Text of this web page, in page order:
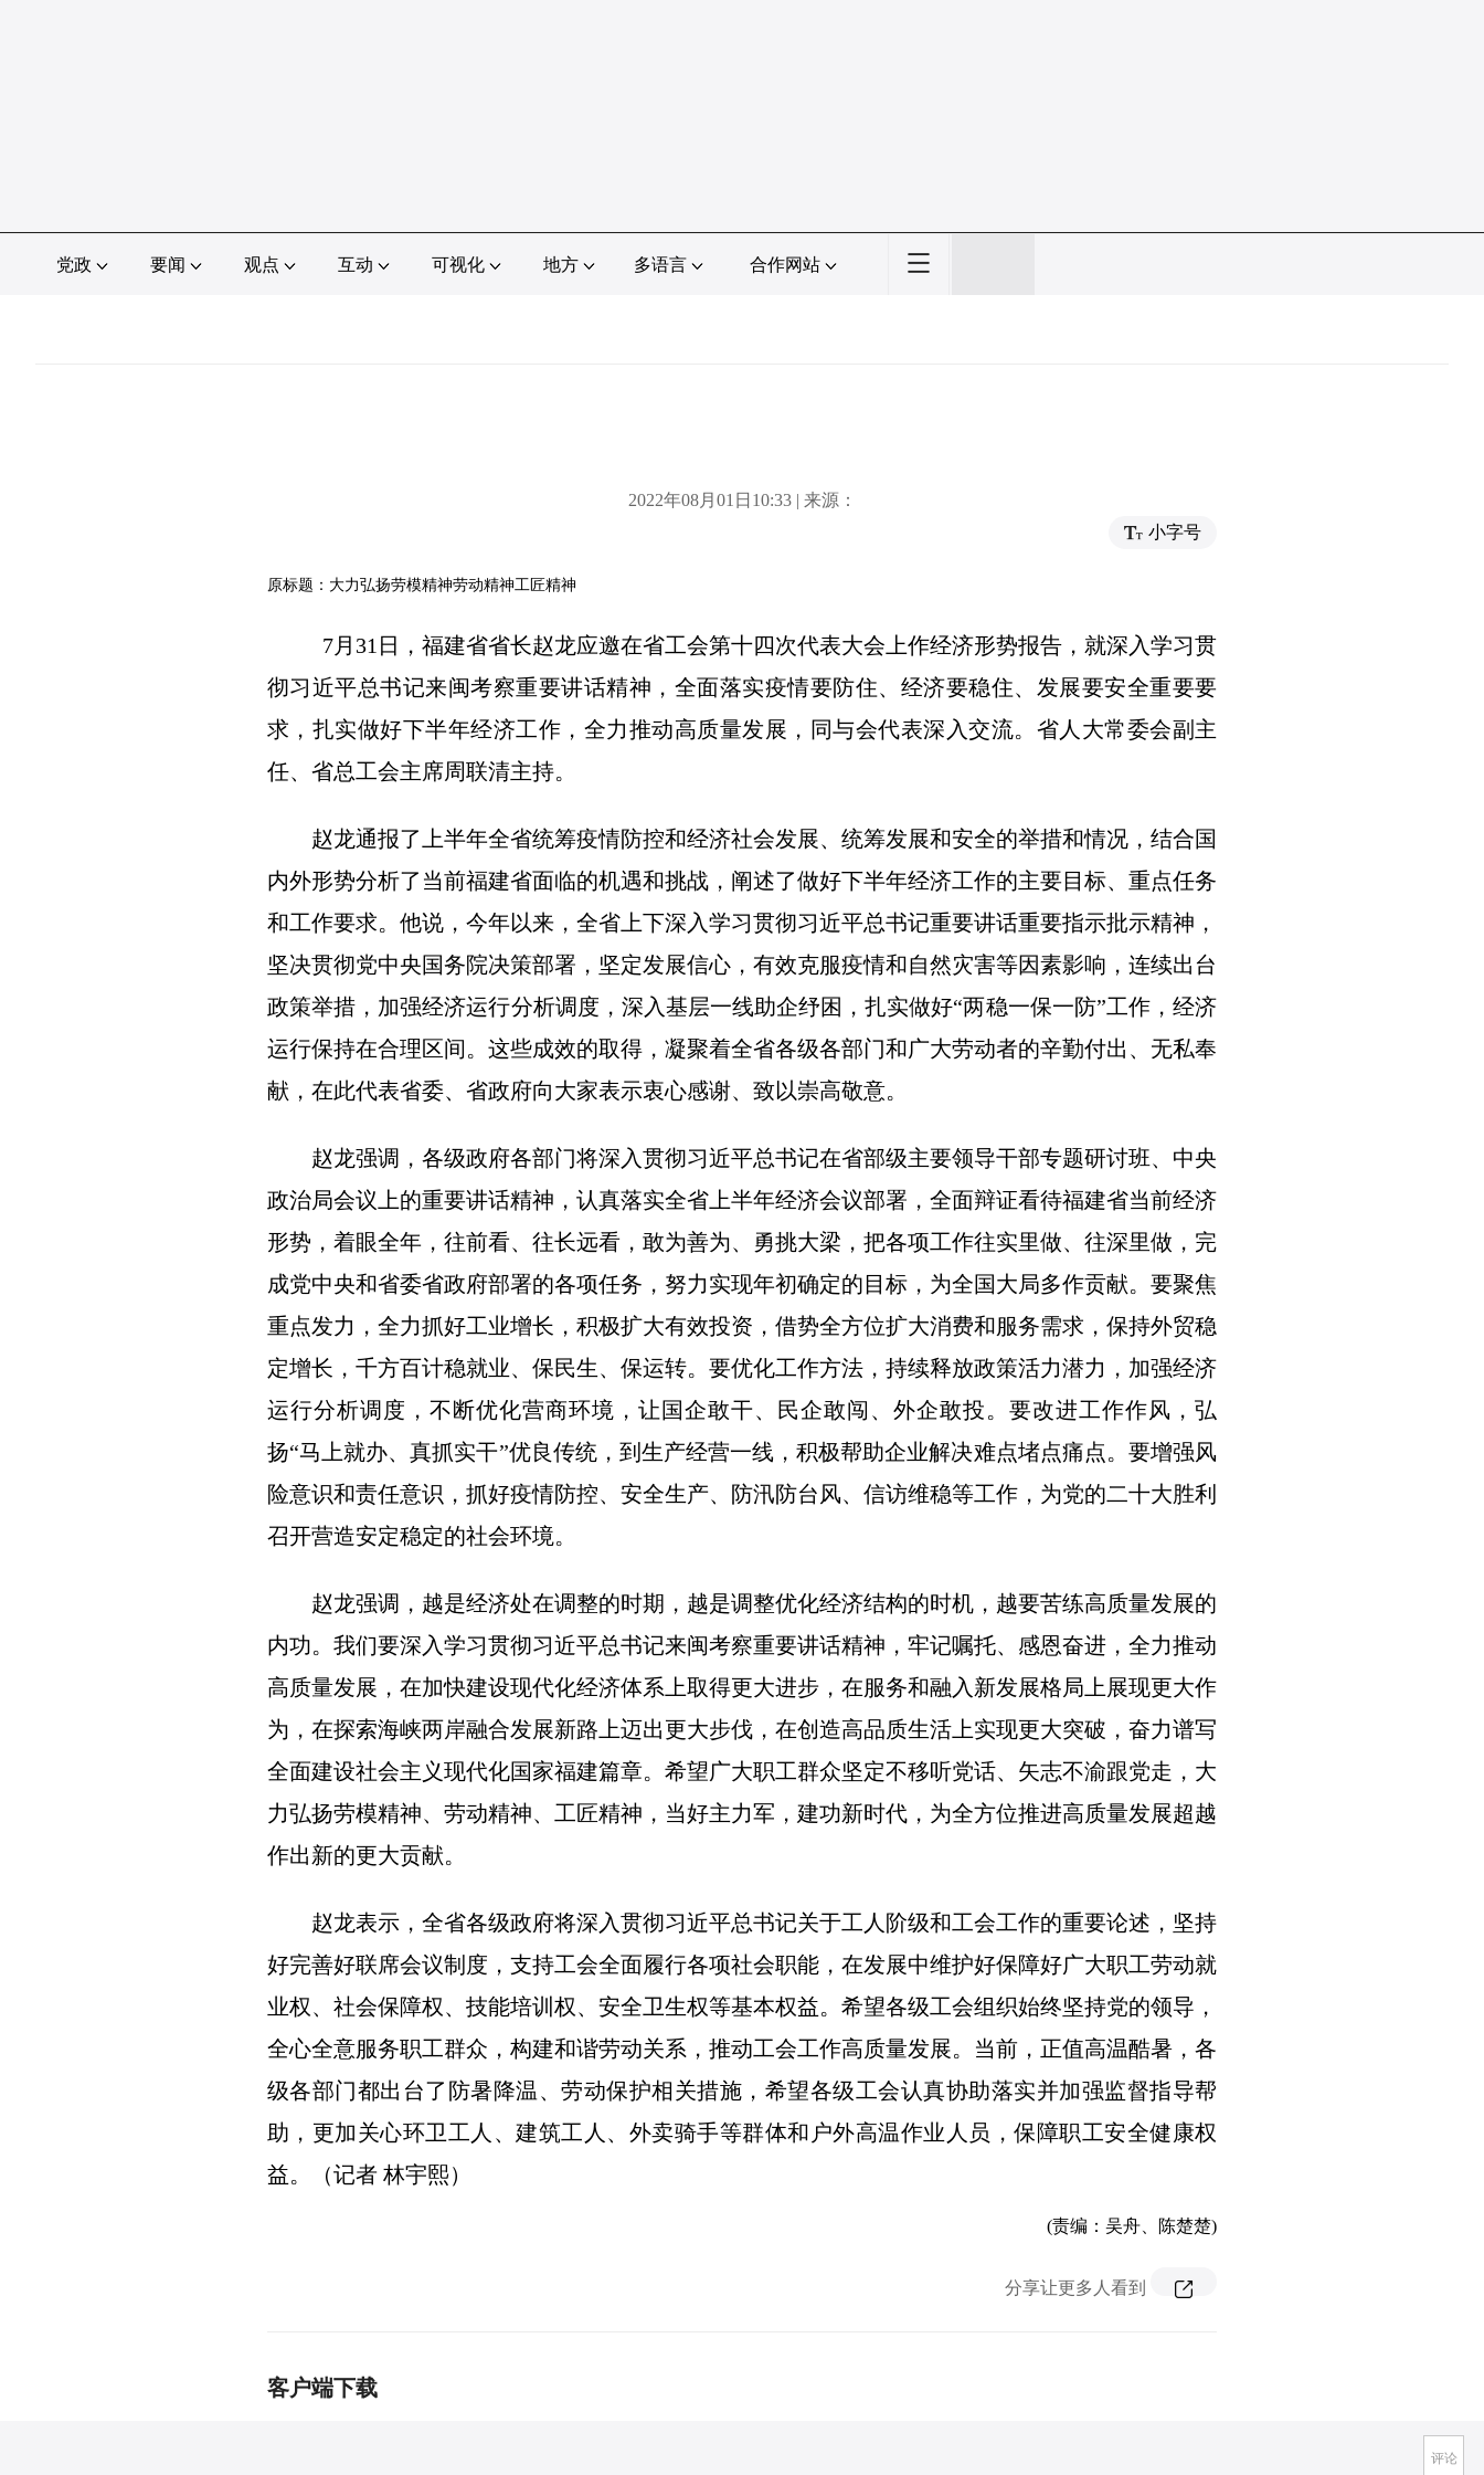
党政 要闻 观点 互动 可视化 地方 多语言 合作网站
2022年08月01日10:33 | 来源：
小字号
原标题：大力弘扬劳模精神劳动精神工匠精神
7月31日，福建省省长赵龙应邀在省工会第十四次代表大会上作经济形势报告，就深入学习贯
彻习近平总书记来闽考察重要讲话精神，全面落实疫情要防住、经济要稳住、发展要安全重要要
求，扎实做好下半年经济工作，全力推动高质量发展，同与会代表深入交流。省人大常委会副主
任、省总工会主席周联清主持。
赵龙通报了上半年全省统筹疫情防控和经济社会发展、统筹发展和安全的举措和情况，结合国
内外形势分析了当前福建省面临的机遇和挑战，阐述了做好下半年经济工作的主要目标、重点任务
和工作要求。他说，今年以来，全省上下深入学习贯彻习近平总书记重要讲话重要指示批示精神，
坚决贯彻党中央国务院决策部署，坚定发展信心，有效克服疫情和自然灾害等因素影响，连续出台
政策举措，加强经济运行分析调度，深入基层一线助企纾困，扎实做好“两稳一保一防”工作，经济
运行保持在合理区间。这些成效的取得，凝聚着全省各级各部门和广大劳动者的辛勤付出、无私奉
献，在此代表省委、省政府向大家表示衷心感谢、致以崇高敬意。
赵龙强调，各级政府各部门将深入贯彻习近平总书记在省部级主要领导干部专题研讨班、中央
政治局会议上的重要讲话精神，认真落实全省上半年经济会议部署，全面辩证看待福建省当前经济
形势，着眼全年，往前看、往长远看，敢为善为、勇挑大梁，把各项工作往实里做、往深里做，完
成党中央和省委省政府部署的各项任务，努力实现年初确定的目标，为全国大局多作贡献。要聚焦
重点发力，全力抓好工业增长，积极扩大有效投资，借势全方位扩大消费和服务需求，保持外贸稳
定增长，千方百计稳就业、保民生、保运转。要优化工作方法，持续释放政策活力潜力，加强经济
运行分析调度，不断优化营商环境，让国企敢干、民企敢闯、外企敢投。要改进工作作风，弘
扬“马上就办、真抓实干”优良传统，到生产经营一线，积极帮助企业解决难点堵点痛点。要增强风
险意识和责任意识，抓好疫情防控、安全生产、防汛防台风、信访维稳等工作，为党的二十大胜利
召开营造安定稳定的社会环境。
赵龙强调，越是经济处在调整的时期，越是调整优化经济结构的时机，越要苦练高质量发展的
内功。我们要深入学习贯彻习近平总书记来闽考察重要讲话精神，牢记嘱托、感恩奋进，全力推动
高质量发展，在加快建设现代化经济体系上取得更大进步，在服务和融入新发展格局上展现更大作
为，在探索海峡两岸融合发展新路上迈出更大步伐，在创造高品质生活上实现更大突破，奋力谱写
全面建设社会主义现代化国家福建篇章。希望广大职工群众坚定不移听党话、矢志不渝跟党走，大
力弘扬劳模精神、劳动精神、工匠精神，当好主力军，建功新时代，为全方位推进高质量发展超越
作出新的更大贡献。
赵龙表示，全省各级政府将深入贯彻习近平总书记关于工人阶级和工会工作的重要论述，坚持
好完善好联席会议制度，支持工会全面履行各项社会职能，在发展中维护好保障好广大职工劳动就
业权、社会保障权、技能培训权、安全卫生权等基本权益。希望各级工会组织始终坚持党的领导，
全心全意服务职工群众，构建和谐劳动关系，推动工会工作高质量发展。当前，正值高温酷暑，各
级各部门都出台了防暑降温、劳动保护相关措施，希望各级工会认真协助落实并加强监督指导帮
助，更加关心环卫工人、建筑工人、外卖骑手等群体和户外高温作业人员，保障职工安全健康权
益。（记者 林宇熙）
(责编：吴舟、陈楚楚)
分享让更多人看到
客户端下载
评论